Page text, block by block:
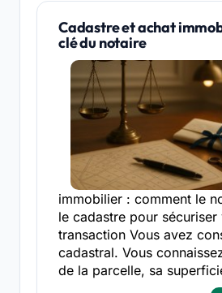
Cadastre et achat
clé du notaire
immobilier : comment le
le cadastre pour sécuriser
transaction Vous avez
cadastral. Vous
de la parcelle, sa